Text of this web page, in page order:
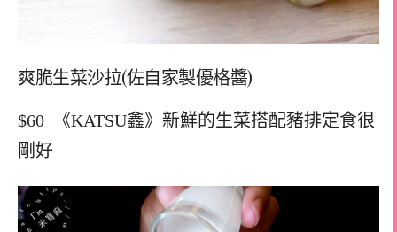
爽脆生菜沙拉(佐自家製優格醬)
$60 《KATSU鑫》 新鮮的生菜搭配豬排定食很
剛好